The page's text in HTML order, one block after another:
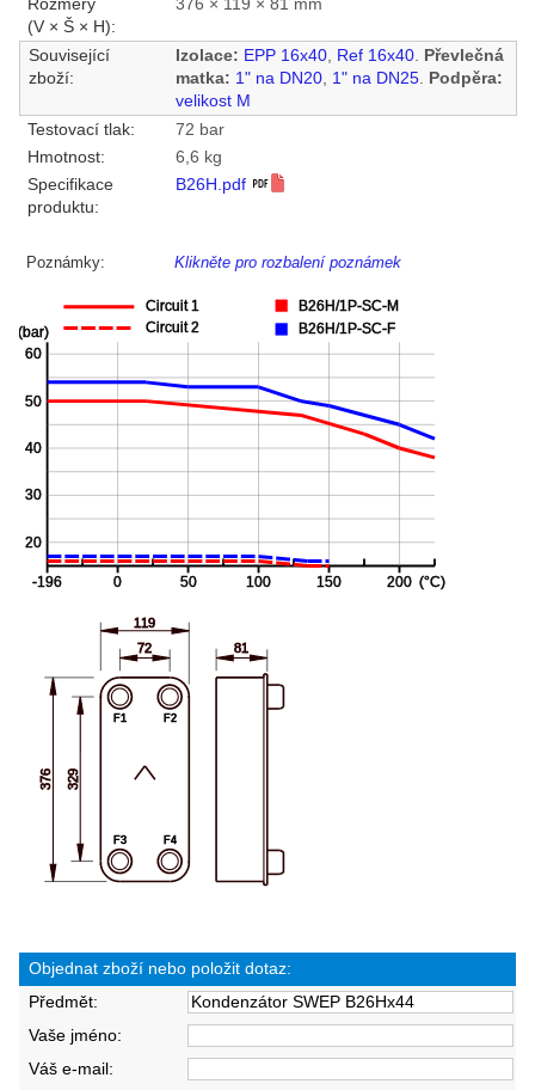
Rozměry
(V × Š × H):
376 × 119 × 81 mm
Související
zboží:
Izolace: EPP 16x40, Ref 16x40. Převlečná
matka: 1" na DN20, 1" na DN25. Podpěra:
velikost M
Testovací tlak:
72 bar
Hmotnost:
6,6 kg
Specifikace
produktu:
B26H.pdf
Poznámky: Klikněte pro rozbalení poznámek
Objednat zboží nebo položit dotaz:
Předmět:
Vaše jméno:
Váš e-mail: